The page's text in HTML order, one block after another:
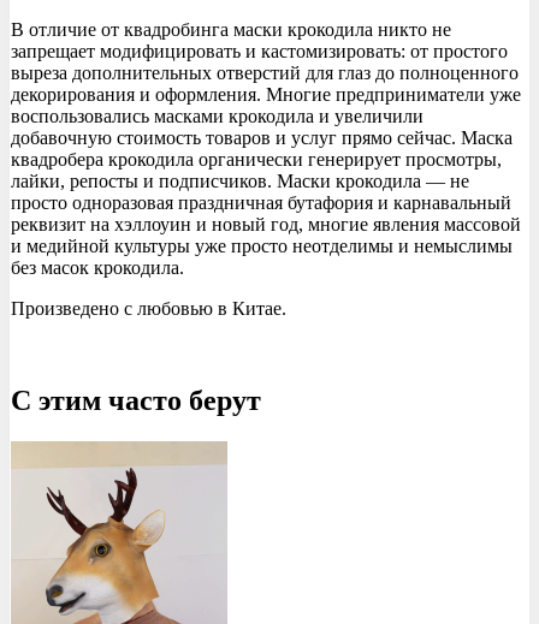
В отличие от квадробинга маски крокодила никто не
запрещает модифицировать и кастомизировать: от простого
выреза дополнительных отверстий для глаз до полноценного
декорирования и оформления. Многие предприниматели уже
воспользовались масками крокодила и увеличили
добавочную стоимость товаров и услуг прямо сейчас. Маска
квадробера крокодила органически генерирует просмотры,
лайки, репосты и подписчиков. Маски крокодила — не
просто одноразовая праздничная бутафория и карнавальный
реквизит на хэллоуин и новый год, многие явления массовой
и медийной культуры уже просто неотделимы и немыслимы
без масок крокодила.
Произведено с любовью в Китае.
С этим часто берут